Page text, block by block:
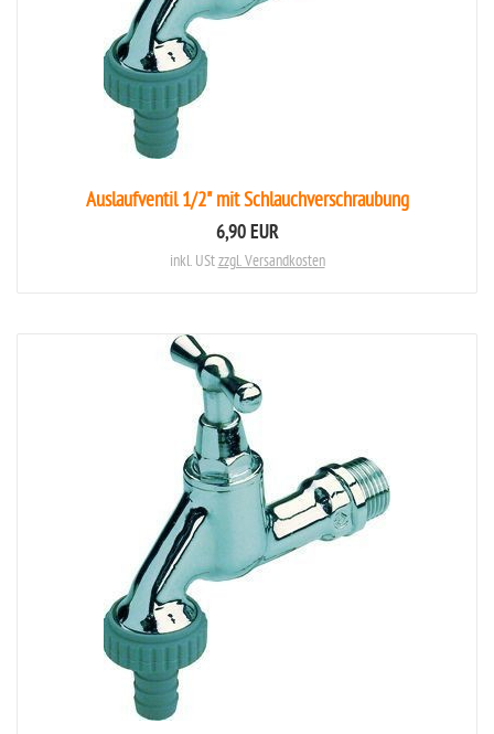
Auslaufventil 1/2" mit Schlauchverschraubung
6,90 EUR
inkl. UStzzgl. Versandkosten